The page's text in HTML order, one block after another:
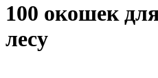
100 окошек
лесу